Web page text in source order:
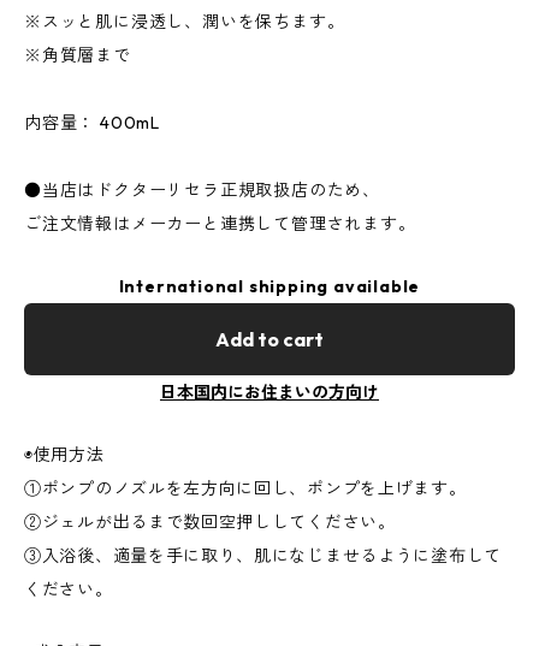
※スッと肌に浸透し、潤いを保ちます。
※角質層まで
内容量： 400mL
●当店はドクターリセラ正規取扱店のため、
ご注文情報はメーカーと連携して管理されます。
International shipping available
Add to cart
日本国内にお住まいの方向け
◉使用方法
①ポンプのノズルを左方向に回し、ポンプを上げます。
②ジェルが出るまで数回空押ししてください。
③入浴後、適量を手に取り、肌になじませるように塗布して
ください。